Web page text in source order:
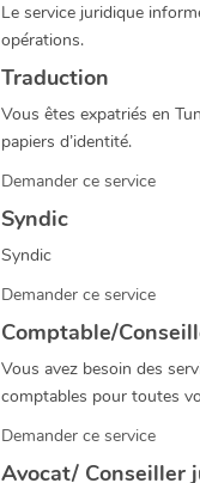
Le service juridique
opérations.
Traduction
Vous êtes expatriés en
papiers d’identité.
Demander ce service
Syndic
Syndic
Demander ce service
Comptable/
Vous avez besoin des
comptables pour toutes
Demander ce service
Avocat/ Conseiller